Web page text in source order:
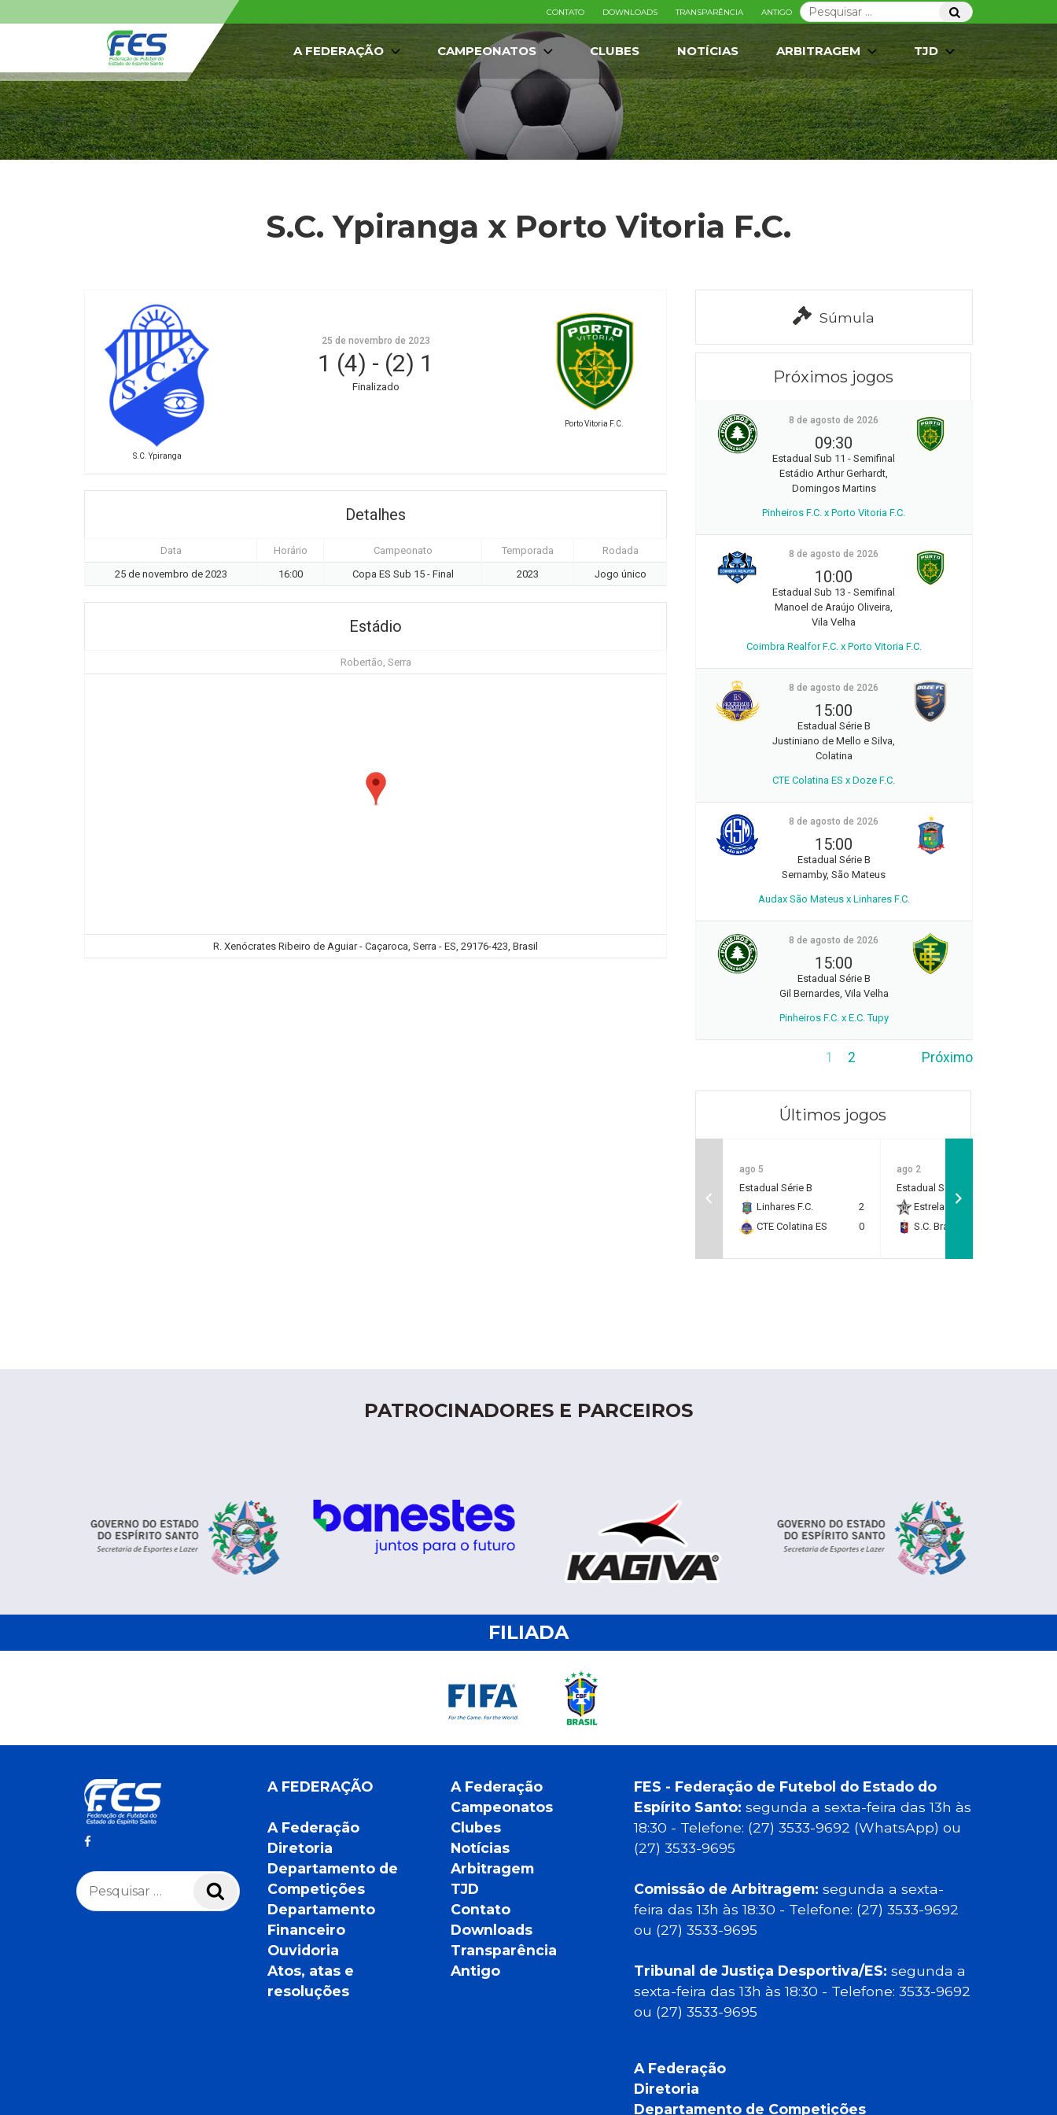
Pesquisar
por:
Pesquisar
CONTATO DOWNLOADS TRANSPARÊNCIA ANTIGO
A FEDERAÇÃO CAMPEONATOS CLUBES NOTÍCIAS ARBITRAGEM TJD
S.C. Ypiranga x Porto Vitoria F.C.
S.C. Ypiranga
Porto Vitoria F.C.
25 de novembro de 2023
1 (4) - (2) 1
Finalizado
Detalhes
Data Horário Campeonato Temporada
Rodada
25 de novembro de 2023
16:00 Copa ES Sub 15 - Final 2023 Jogo único
Estádio
Robertão, Serra
R. Xenócrates Ribeiro de Aguiar - Caçaroca, Serra - ES, 29176-423, Brasil
Súmula
Próximos jogos
8 de agosto de 2026
09:30
Estadual Sub 11 - Semifinal
Estádio Arthur Gerhardt,
Domingos Martins
Pinheiros F.C. x Porto Vitoria F.C.
8 de agosto de 2026
10:00
Estadual Sub 13 - Semifinal
Manoel de Araújo Oliveira,
Vila Velha
Coimbra Realfor F.C. x Porto Vitoria F.C.
8 de agosto de 2026
15:00
Estadual Série B
Justiniano de Mello e Silva,
Colatina
CTE Colatina ES x Doze F.C.
8 de agosto de 2026
15:00
Estadual Série B
Sernamby, São Mateus
Audax São Mateus x Linhares F.C.
8 de agosto de 2026
15:00
Estadual Série B
Gil Bernardes, Vila Velha
Pinheiros F.C. x E.C. Tupy
1 2 Próximo
Últimos jogos
ago 5
Estadual Série B
Linhares F.C.
2
CTE Colatina ES
0
ago 2
Estadual Série B
Estrela do Norte F.C.
S.C. Brasil Capixaba
PATROCINADORES E PARCEIROS
FILIADA
Pesquisar
por:
Pesquisar
A FEDERAÇÃO
A Federação
Diretoria
Departamento de
Competições
Departamento
Financeiro
Ouvidoria
Atos, atas e
resoluções
A Federação
Campeonatos
Clubes
Notícias
Arbitragem
TJD
Contato
Downloads
Transparência
Antigo
FES - Federação de Futebol do Estado do
Espírito Santo: segunda a sexta-feira das 13h às
18:30 - Telefone: (27) 3533-9692 (WhatsApp) ou
(27) 3533-9695
Comissão de Arbitragem: segunda a sexta-
feira das 13h às 18:30 - Telefone: (27) 3533-9692
ou (27) 3533-9695
Tribunal de Justiça Desportiva/ES: segunda a
sexta-feira das 13h às 18:30 - Telefone: 3533-9692
ou (27) 3533-9695
A Federação
Diretoria
Departamento de Competições